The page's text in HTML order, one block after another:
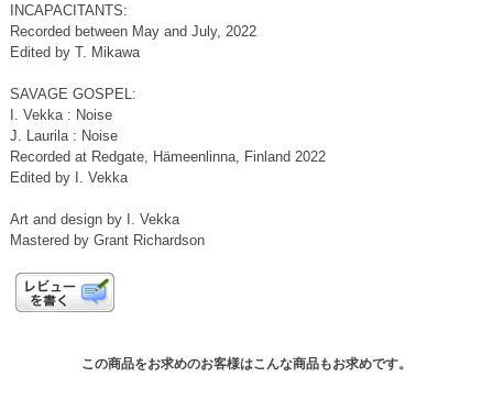
INCAPACITANTS:
Recorded between May and July, 2022
Edited by T. Mikawa
SAVAGE GOSPEL:
I. Vekka : Noise
J. Laurila : Noise
Recorded at Redgate, Hämeenlinna, Finland 2022
Edited by I. Vekka
Art and design by I. Vekka
Mastered by Grant Richardson
この商品をお求めのお客様はこんな商品もお求めです。